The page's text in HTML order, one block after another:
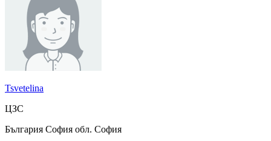
Tsvetelina
ЦЗС
България София обл. София